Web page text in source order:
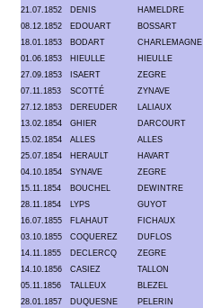
21.07.1852
DENIS HAMELDRE
08.12.1852
EDOUART BOSSART
18.01.1853
BODART CHARLEMAGNE
01.06.1853
HIEULLE HIEULLE
27.09.1853
ISAERT ZEGRE
07.11.1853
SCOTTÉ ZYNAVE
27.12.1853
DEREUDER LALIAUX
13.02.1854
GHIER DARCOURT
15.02.1854
ALLES ALLES
25.07.1854
HERAULT HAVART
04.10.1854
SYNAVE ZEGRE
15.11.1854
BOUCHEL DEWINTRE
28.11.1854
LYPS GUYOT
16.07.1855
FLAHAUT FICHAUX
03.10.1855
COQUEREZ DUFLOS
14.11.1855
DECLERCQ ZEGRE
14.10.1856
CASIEZ TALLON
05.11.1856
TALLEUX BLEZEL
28.01.1857
DUQUESNE PELERIN